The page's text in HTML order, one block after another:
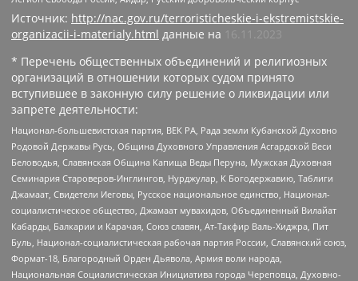
Источник: http://nac.gov.ru/terroristicheskie-i-ekstremistskie-
organizacii-i-materialy.html данные на
16.11.2023
* Перечень общественных объединений и религиозных
организаций в отношении которых судом принято
вступившее в законную силу решение о ликвидации или
запрете деятельности:
Национал-большевистская партия, ВЕК РА, Рада земли Кубанской Духовно
Родовой Державы Русь, Община Духовного Управления Асгардской Веси
Беловодья, Славянская Община Капища Веды Перуна, Мужская Духовная
Семинария Староверов-Инглингов, Нурджулар, К Богодержавию, Таблиги
Джамаат, Свидетели Иеговы, Русское национальное единство, Национал-
социалистическое общество, Джамаат мувахидов, Объединенный Вилайат
Кабарды, Балкарии и Карачая, Союз славян, Ат-Такфир Валь-Хиджра, Пит
Буль, Национал-социалистическая рабочая партия России, Славянский союз,
Формат-18, Благородный Орден Дьявола, Армия воли народа,
Национальная Социалистическая Инициатива города Череповца, Духовно-